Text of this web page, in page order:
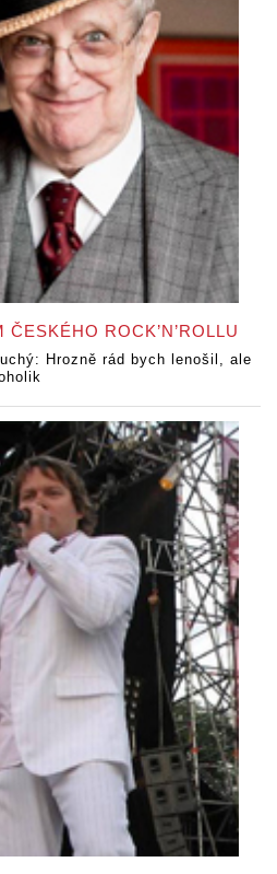
ROCK’N’ROLLU
Hrozně rád bych lenošil, ale